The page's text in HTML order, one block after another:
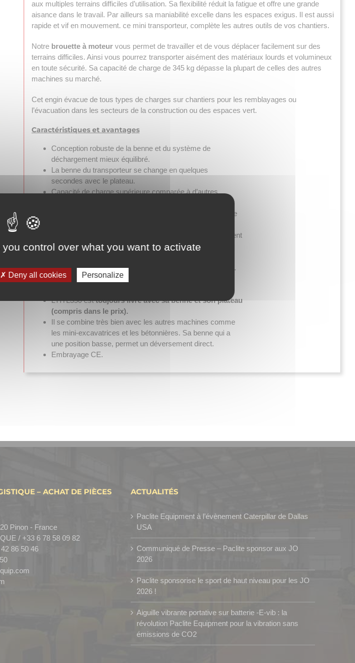
aux multiples terrains difficiles d’utilisation. Sa flexibilité réduit la fatigue et offre une grande
aisance dans le travail. Par ailleurs sa maniabilité excelle dans les espaces exigus. Il est aussi
rapide et vif en mouvement. ce mini transporteur, complète les autres outils de vos chantiers.
Notre brouette à moteur vous permet de travailler et de vous déplacer facilement sur des
terrains difficiles. Ainsi vous pourrez transporter aisément des matériaux lourds et volumineux
en toute sécurité. Sa capacité de charge de 345 kg dépasse la plupart de celles des autres
machines su marché.
Cet engin évacue de tous types de charges sur chantiers pour les remblayages ou
l’évacuation dans les secteurs de la construction ou des espaces vert.
Caractéristiques et avantages
Conception robuste de la benne et du système de
déchargement mieux équilibré.
La benne du transporteur se change en quelques
secondes avec le plateau.
Capacité de charge supérieure comparée à d’autres
Ce transporteur tout-terrain à 4 roues motrices se déplace
Ce véhicule parfaitement équilibré se manœuvre facilement
qu’il soit à vide ou chargé.
Le transport est facilité par sa légèreté et ses dimensions.
La boîte de vitesse est de marque
L’HTL350 esttoujours livré avec sa benne et son plateau
(compris dans le prix).
Il se combine très bien avec les autres machines comme
les mini-excavatrices et les bétonnières. Sa benne qui a
une position basse, permet un déversement direct.
Embrayage CE.
– ACHAT DE PIÈCES
Pinon - France
/ +33 6 78 58 09 82
86 50 46
ACTUALITÉS
Paclite Equipment à l’évènement Caterpillar de Dallas
USA
Communiqué de Presse – Paclite sponsor aux JO
2026
Paclite sponsorise le sport de haut niveau pour les JO
2026 !
Aiguille vibrante portative sur batterie -E-vib : la
révolution Paclite Equipment pour la vibration sans
émissions de CO2
control over what you want to activate
Deny all cookies Personalize